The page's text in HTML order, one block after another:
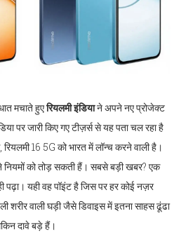
मचाते हुएरियलमी इंडियाने अपने नए प्रोजेक्ट
पर जारी किए गए टीज़र्स से यह पता चल रहा है
16 5G को भारत में लॉन्च करने वाली है।
को तोड़ सकती हैं। सबसे बड़ी खबर? एक
यही वह पॉइंट है जिस पर हर कोई नज़र
शरीर वाली घड़ी जैसे डिवाइस में इतना साहस ढूंढा
दावे बड़े हैं।